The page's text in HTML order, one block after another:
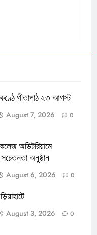
কণ্ঠে গীতাপাঠ ২৩ আগস্ট
August 7, 2026 0
অডিটরিয়ামে
অনুষ্ঠান
August 6, 2026 0
August 3, 2026 0